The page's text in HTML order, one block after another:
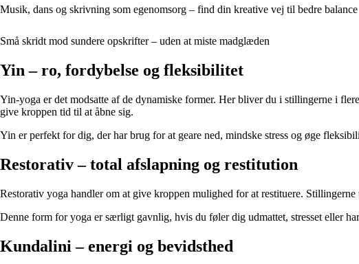
Musik, dans og skrivning som egenomsorg – find din kreative vej til bedre balance
Små skridt mod sundere opskrifter – uden at miste madglæden
Yin – ro, fordybelse og fleksibilitet
Yin-yoga er det modsatte af de dynamiske former. Her bliver du i stillingerne i
give kroppen tid til at åbne sig.
Yin er perfekt for dig, der har brug for at geare ned, mindske stress og øge
Restorativ – total afslapning og restitution
Restorativ yoga handler om at give kroppen mulighed for at restituere.
Denne form for yoga er særligt gavnlig, hvis du føler dig udmattet, stresset eller
Kundalini – energi og bevidsthed